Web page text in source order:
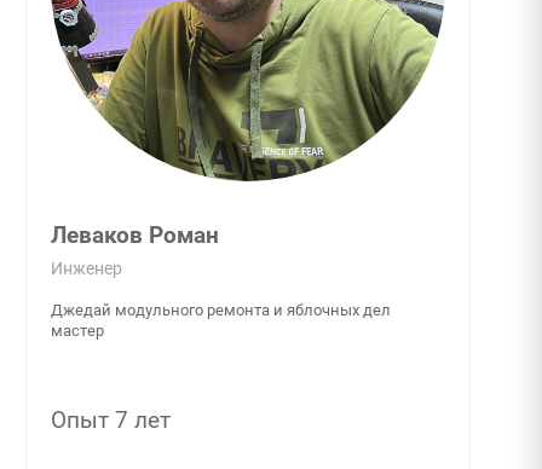
Леваков Роман
Инженер
Джедай модульного ремонта и яблочных дел
мастер
Опыт 7 лет